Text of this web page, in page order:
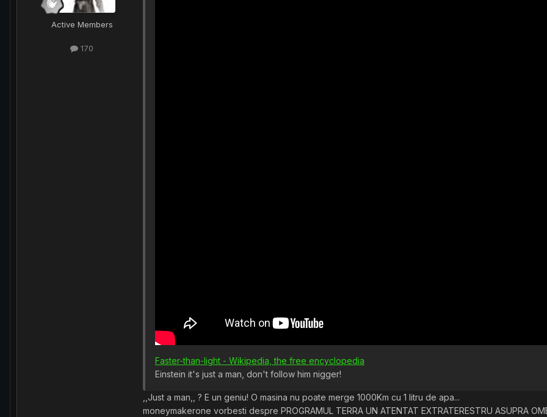
Active Members
170
Faster-than-light - Wikipedia, the free encyclopedia
Einstein it's just a man, don't follow him nigger!
,,Just a man,, ? E un geniu! O masina nu poate merge 1000Km cu 1 litru de apa...
moneymakerone vorbesti despre PROGRAMUL TERRA UN ATENTAT EXTRATERESTRU ASUPRA